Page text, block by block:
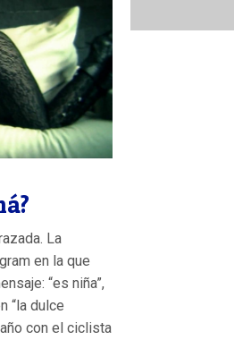
La
en la que
“es niña”,
“la dulce
con el ciclista